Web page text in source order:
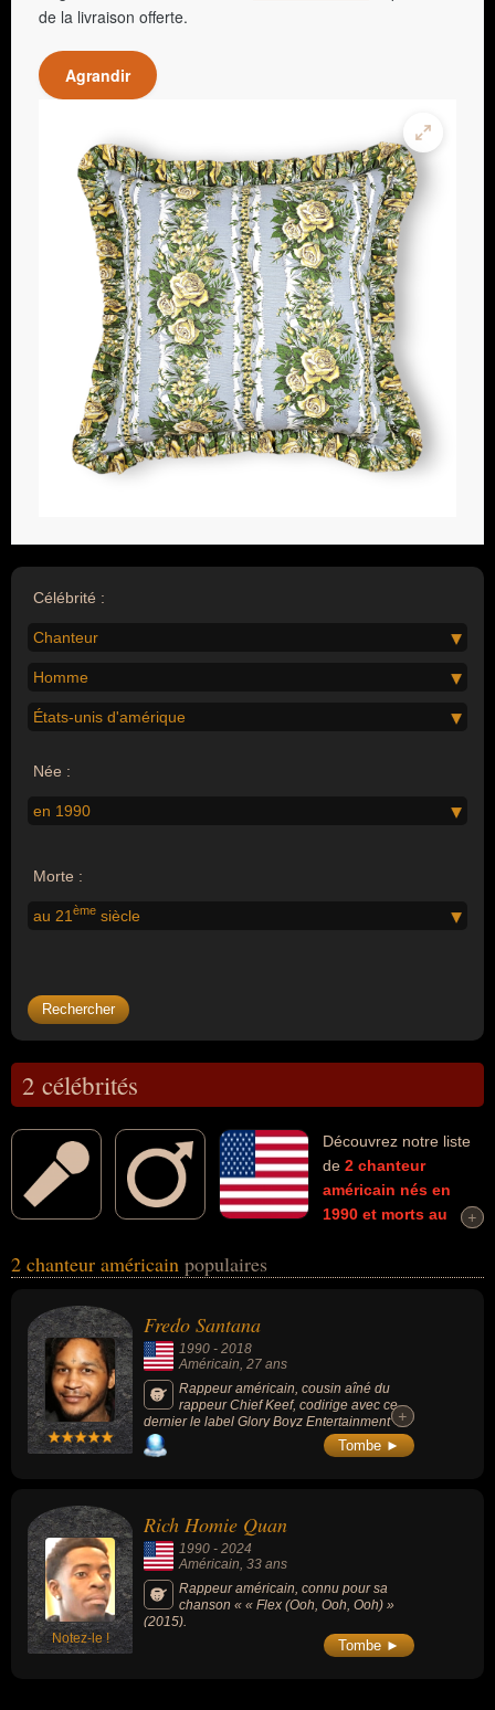
de la livraison offerte.
Agrandir
Célébrité :
Chanteur
Homme
États-unis d'amérique
Née :
en 1990
Morte :
au 21 ème siècle
2 célébrités
Découvrez notre liste
de 2 chanteur
américain nés en
1990 et morts au
Homie Quan... Ces personnalités (de sexe masculin) peuvent avoir
rap. Ces célébrités peuvent également avoir été artiste, musicien
ou rappeur.
+
+
2 chanteur américain populaires
Fredo Santana
1990 - 2018
Américain, 27 ans
Rappeur américain, cousin aîné du
rappeur Chief Keef, codirige avec ce
dernier le label Glory Boyz Entertainment
(également connu comme Glo Gang) avant
de lancer son propre label, Savage Squad
+
+
Tombe ►
Notez-le !
Rich Homie Quan
1990 - 2024
Américain , 33 ans
Rappeur américain, connu pour sa
chanson « « Flex (Ooh, Ooh, Ooh) »
(2015).
Tombe ►